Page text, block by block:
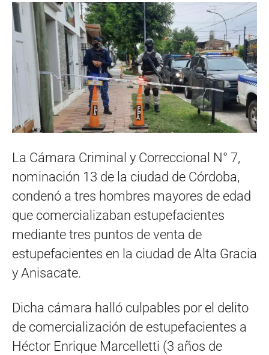
La Cámara Criminal y Correccional N° 7,
nominación 13 de la ciudad de Córdoba,
condenó a tres hombres mayores de edad
que comercializaban estupefacientes
mediante tres puntos de venta de
estupefacientes en la ciudad de Alta Gracia
y Anisacate.
Dicha cámara halló culpables por el delito
de comercialización de estupefacientes a
Héctor Enrique Marcelletti (3 años de